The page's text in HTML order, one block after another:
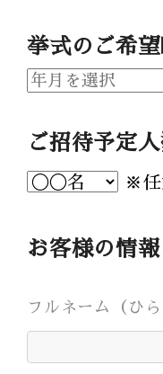
Facebook
挙式のご希望
ご招待予定
※任
お客様の情報
フルネーム（ひら